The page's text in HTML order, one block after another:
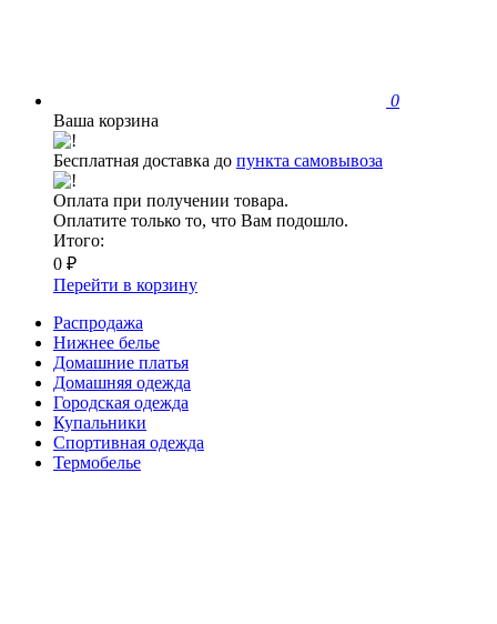
0
Ваша корзина
Бесплатная доставка до пункта самовывоза
Оплата при получении товара.
Оплатите только то, что Вам подошло.
Итого:
0 ₽
Перейти в корзину
Распродажа
Нижнее белье
Домашние платья
Домашняя одежда
Городская одежда
Купальники
Спортивная одежда
Термобелье